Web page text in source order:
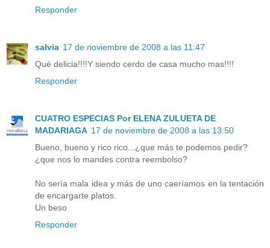
Responder
salvia 17 de noviembre de 2008 a las 11:47
Qué delicia!!!!Y siendo cerdo de casa mucho mas!!!!
Responder
CUATRO ESPECIAS Por ELENA ZULUETA DE
MADARIAGA 17 de noviembre de 2008 a las 13:50
Bueno, bueno y rico rico...¿que más te podemos pedir?
¿que nos lo mandes contra reembolso?
No sería mala idea y más de uno caeríamos en la tentación
de encargarte platos.
Un beso
Responder